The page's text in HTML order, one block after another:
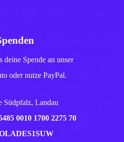
deine Spende an unser
oder nutze PayPal.
Südpfalz, Landau
0010 1700 2275 70